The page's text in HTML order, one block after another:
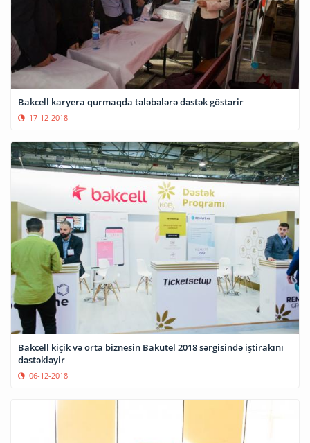
Bakcell karyera qurmaqda tələbələrə dəstək göstərir
17-12-2018
Bakcell kiçik və orta biznesin Bakutel 2018 sərgisində iştirakını
dəstəkləyir
06-12-2018